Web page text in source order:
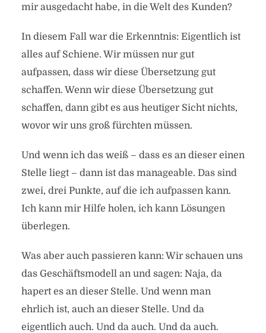
mir ausgedacht habe, in die Welt des Kunden?
In diesem Fall war die Erkenntnis: Eigentlich ist
alles auf Schiene. Wir müssen nur gut
aufpassen, dass wir diese Übersetzung gut
schaffen. Wenn wir diese Übersetzung gut
schaffen, dann gibt es aus heutiger Sicht nichts,
wovor wir uns groß fürchten müssen.
Und wenn ich das weiß – dass es an dieser einen
Stelle liegt – dann ist das manageable. Das sind
zwei, drei Punkte, auf die ich aufpassen kann.
Ich kann mir Hilfe holen, ich kann Lösungen
überlegen.
Was aber auch passieren kann: Wir schauen uns
das Geschäftsmodell an und sagen: Naja, da
hapert es an dieser Stelle. Und wenn man
ehrlich ist, auch an dieser Stelle. Und da
eigentlich auch. Und da auch. Und da auch.